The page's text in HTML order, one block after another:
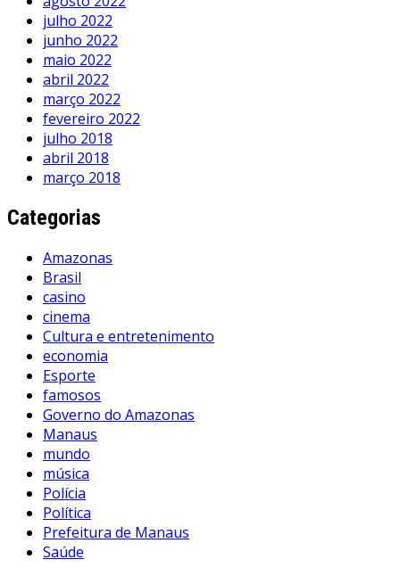
julho 2022
junho 2022
maio 2022
abril 2022
março 2022
fevereiro 2022
julho 2018
abril 2018
março 2018
Categorias
Amazonas
Brasil
casino
cinema
Cultura e entretenimento
economia
Esporte
famosos
Governo do Amazonas
Manaus
mundo
música
Polícia
Política
Prefeitura de Manaus
Saúde